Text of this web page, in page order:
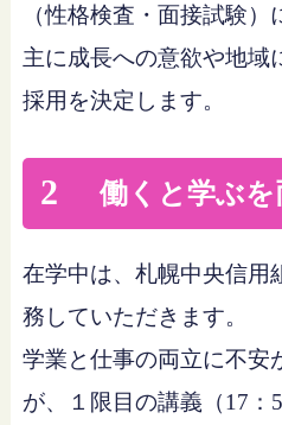
（性格検査・面接試験）
主に成長への意欲や地域
採用を決定します。
2 働くと学ぶを
在学中は、札幌中央信用
務していただきます。
学業と仕事の両立に不安
が、１限目の講義（17：